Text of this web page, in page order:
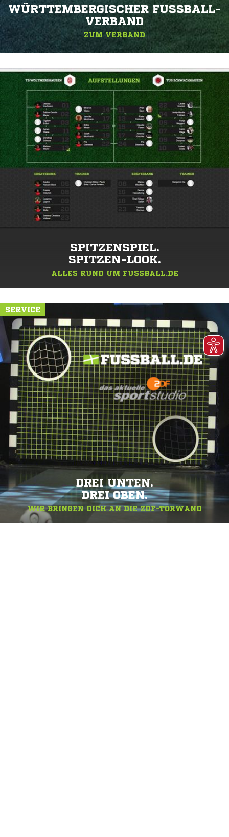
WÜRTTEMBERGISCHER FUSSBALL-V
ERBAND
ZUM VERBAND
SPITZENSPIEL.
SPITZEN-LOOK.
ALLES RUND UM FUSSBALL.DE
SERVICE
DREI UNTEN.
DREI OBEN.
WIR BRINGEN DICH AN DIE ZDF-TORWAND